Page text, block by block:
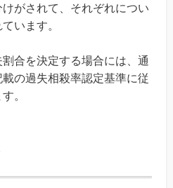
がされて、それぞれについ
います。
合を決定する場合には、通
の過失相殺率認定基準に従
。